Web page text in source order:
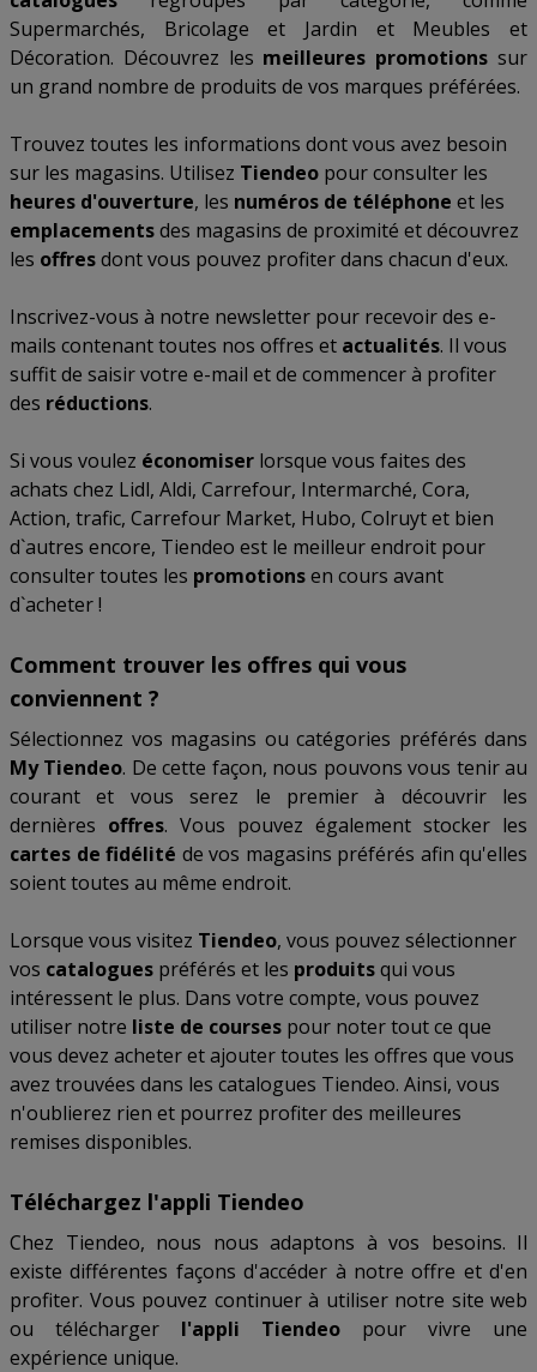
Supermarchés, Bricolage et Jardin et Meubles et
Décoration. Découvrez les meilleures promotions sur
un grand nombre de produits de vos marques préférées.
Trouvez toutes les informations dont vous avez besoin
sur les magasins. Utilisez Tiendeo pour consulter les
heures d'ouverture, les numéros de téléphone et les
emplacementsdes magasins de proximité et découvrez
les offresdont vous pouvez profiter dans chacun d'eux.
Inscrivez-vous à notre newsletter pour recevoir des e-
mails contenant toutes nos offres et actualités. Il vous
suffit de saisir votre e-mail et de commencer à profiter
des réductions.
Si vous voulez économiser lorsque vous faites des
achats chez Lidl, Aldi, Carrefour, Intermarché, Cora,
Action, trafic, Carrefour Market, Hubo, Colruytet bien
d`autres encore, Tiendeo est le meilleur endroit pour
consulter toutes les promotionsen cours avant
d`acheter !
Comment trouver les offres qui vous
conviennent ?
Sélectionnez vos magasins ou catégories préférés dans
My Tiendeo. De cette façon, nous pouvons vous tenir au
courant et vous serez le premier à découvrir les
dernières offres. Vous pouvez également stocker les
cartes de fidélité de vos magasins préférés afin qu'elles
soient toutes au même endroit.
Lorsque vous visitez Tiendeo, vous pouvez sélectionner
vos catalogues préférés et les produitsqui vous
intéressent le plus. Dans votre compte, vous pouvez
utiliser notre liste de courses pour noter tout ce que
vous devez acheter et ajouter toutes les offres que vous
avez trouvées dans les catalogues Tiendeo. Ainsi, vous
n'oublierez rien et pourrez profiter des meilleures
remises disponibles.
Téléchargez l'appli Tiendeo
Chez Tiendeo, nous nous adaptons à vos besoins. Il
existe différentes façons d'accéder à notre offre et d'en
profiter. Vous pouvez continuer à utiliser notre site web
ou télécharger l'appli Tiendeo pour vivre une
expérience unique.